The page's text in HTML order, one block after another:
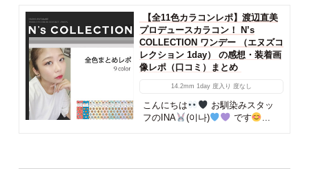
【全11色カラコンレポ】渡辺直美
プロデュースカラコン！ N’s
COLLECTION ワンデー （エヌズコ
レクション 1day） の感想・装着画
像レポ（口コミ）まとめ
14.2mm 1day 度入り 度なし
こんにちは
お馴染みスタッ
フのINA
(이나) です ...